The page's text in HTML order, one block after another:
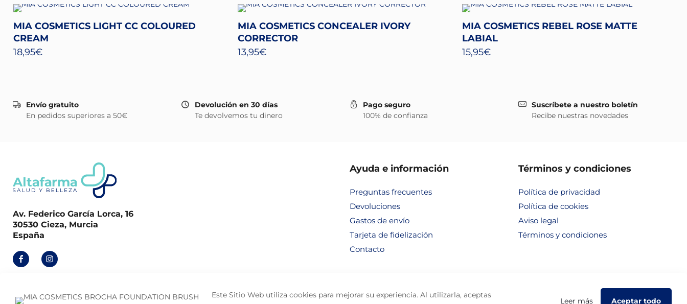
MIA COSMETICS LIGHT CC COLOURED
CREAM
18,95€
MIA COSMETICS CONCEALER IVORY
CORRECTOR
13,95€
MIA COSMETICS REBEL ROSE MATTE
LABIAL
15,95€
Envío gratuito
En pedidos superiores a 50€
Devolución en 30 días
Te devolvemos tu dinero
Pago seguro
100% de confianza
Suscríbete a nuestro boletín
Recibe nuestras novedades
Av. Federico García Lorca, 16
30530 Cieza, Murcia
España
Ayuda e información
Preguntas frecuentes
Devoluciones
Gastos de envío
Tarjeta de fidelización
Contacto
Términos y condiciones
Política de privacidad
Política de cookies
Aviso legal
Términos y condiciones
Este Sitio Web utiliza cookies para mejorar su experiencia. Al utilizarla, aceptas
Leer más Aceptar todo